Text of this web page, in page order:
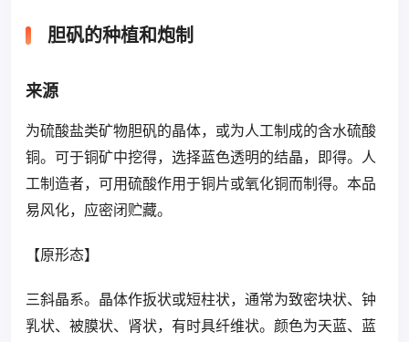
胆矾的种植和炮制
来源
为硫酸盐类矿物胆矾的晶体，或为人工制成的含水硫酸
铜。可于铜矿中挖得，选择蓝色透明的结晶，即得。人
工制造者，可用硫酸作用于铜片或氧化铜而制得。本品
易风化，应密闭贮藏。
【原形态】
三斜晶系。晶体作扳状或短柱状，通常为致密块状、钟
乳状、被膜状、肾状，有时具纤维状。颜色为天蓝、蓝